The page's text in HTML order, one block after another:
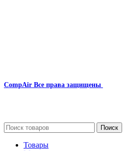
CompAir Все права защищены
Поиск
Товары